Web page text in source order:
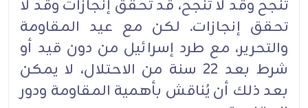
تنجح ‏وقد لا تنجح، قد تحقق إنجازات وقد لا
تحقق إنجازات. لكن مع عيد المقاومة
والتحرير، مع طرد إسرائيل من ‏دون قيد أو
شرط بعد 22 سنة من الاحتلال، لا يمكن
بعد ذلك أن يُناقش بأهمية المقاومة ودور